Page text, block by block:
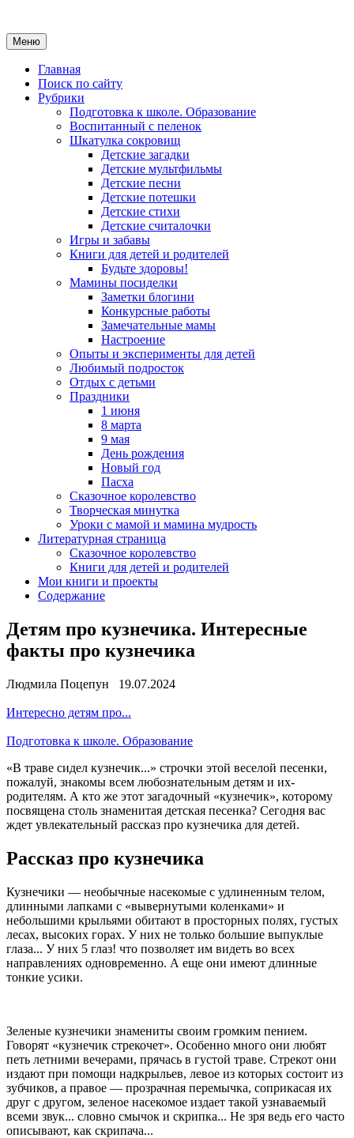
Меню
Главная
Поиск по сайту
Рубрики
Подготовка к школе. Образование
Воспитанный с пеленок
Шкатулка сокровищ
Детские загадки
Детские мультфильмы
Детские песни
Детские потешки
Детские стихи
Детские считалочки
Игры и забавы
Книги для детей и родителей
Будьте здоровы!
Мамины посиделки
Заметки блогини
Конкурсные работы
Замечательные мамы
Настроение
Опыты и эксперименты для детей
Любимый подросток
Отдых с детьми
Праздники
1 июня
8 марта
9 мая
День рождения
Новый год
Пасха
Сказочное королевство
Творческая минутка
Уроки с мамой и мамина мудрость
Литературная страница
Сказочное королевство
Книги для детей и родителей
Мои книги и проекты
Содержание
Детям про кузнечика. Интересные
факты про кузнечика
Людмила Поцепун 19.07.2024
Интересно детям про...
Подготовка к школе. Образование
«В траве сидел кузнечик...» строчки этой веселой песенки,
пожалуй, знакомы всем любознательным детям и их-
родителям. А кто же этот загадочный «кузнечик», которому
посвящена столь знаменитая детская песенка? Сегодня вас
ждет увлекательный рассказ про кузнечика для детей.
Рассказ про кузнечика
Кузнечики — необычные насекомые с удлиненным телом,
длинными лапками с «вывернутыми коленками» и
небольшими крыльями обитают в просторных полях, густых
лесах, высоких горах. У них не только большие выпуклые
глаза... У них 5 глаз! что позволяет им видеть во всех
направлениях одновременно. А еще они имеют длинные
тонкие усики.
Зеленые кузнечики знамениты своим громким пением.
Говорят «кузнечик стрекочет». Особенно много они любят
петь летними вечерами, прячась в густой траве. Стрекот они
издают при помощи надкрыльев, левое из которых состоит из
зубчиков, а правое — прозрачная перемычка, соприкасая их
друг с другом, зеленое насекомое издает такой узнаваемый
всеми звук... словно смычок и скрипка... Не зря ведь его часто
описывают, как скрипача...